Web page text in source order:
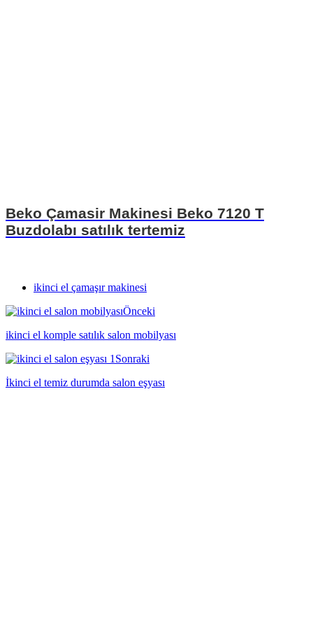
Beko Çamasir Makinesi Beko 7120 T
Buzdolabı satılık tertemiz
ikinci el çamaşır makinesi
Önceki
ikinci el komple satılık salon mobilyası
Sonraki
İkinci el temiz durumda salon eşyası